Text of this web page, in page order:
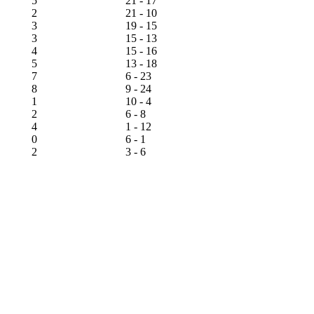
2
21 - 10
3
19 - 15
3
15 - 13
4
15 - 16
5
13 - 18
7
6 - 23
8
9 - 24
1
10 - 4
2
6 - 8
4
1 - 12
0
6 - 1
2 3 - 6